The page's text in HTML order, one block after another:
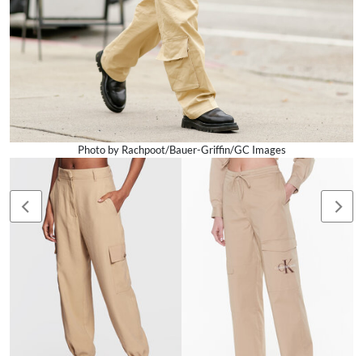
Photo by Rachpoot/Bauer-Griffin/GC Images